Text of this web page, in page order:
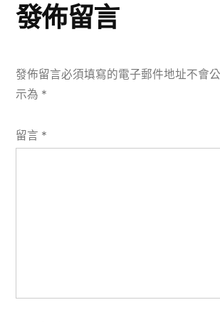
發佈留言
發佈留言必須填寫的電子郵件地址不會公
示為 *
留言 *